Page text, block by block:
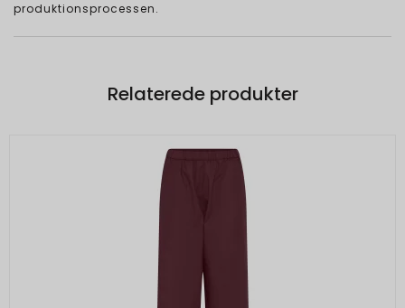
produktionsprocessen.
Relaterede produkter